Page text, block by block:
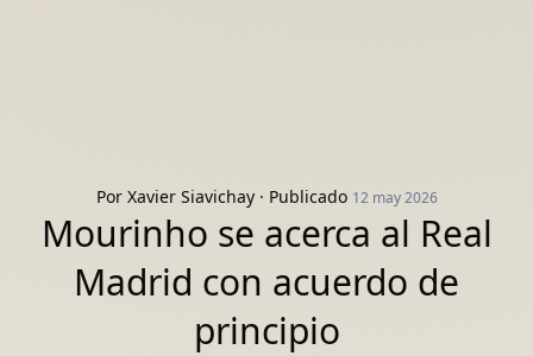
Por Xavier Siavichay· Publicado 12 may 2026
Mourinho se acerca al Real
Madrid con acuerdo de
principio